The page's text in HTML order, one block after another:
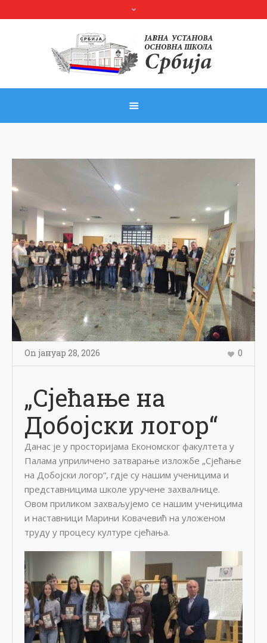
On јануар 28, 2026 0
„Сјећање на
Добојски логор“
Данас је у просторијама Економског факултета у
Палама уприличено затварање изложбе „Сјећање
на Добојски логор“, гдје су нашим ученицима и
представницима школе уручене захвалнице.
Овом приликом захваљујемо се нашим ученицима
и наставници Марини Ковачевић на уложеном
труду у процесу културе сјећања.